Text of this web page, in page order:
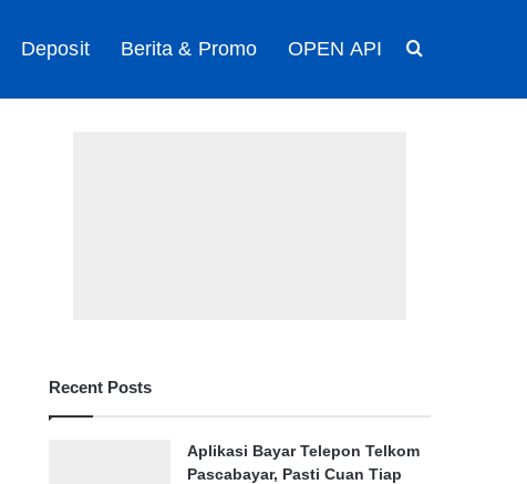
Deposit Berita & Promo OPEN API
Recent Posts
Aplikasi Bayar Telepon Telkom
Pascabayar, Pasti Cuan Tiap